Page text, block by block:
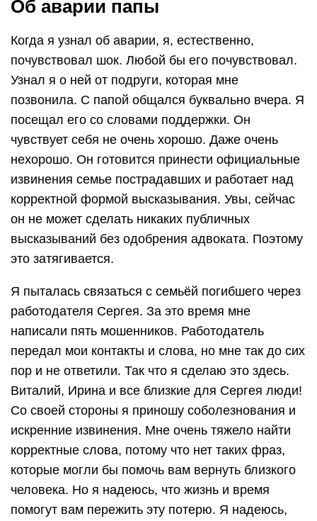
Об аварии папы
Когда я узнал об аварии, я, естественно,
почувствовал шок. Любой бы его почувствовал.
Узнал я о ней от подруги, которая мне
позвонила. С папой общался буквально вчера. Я
посещал его со словами поддержки. Он
чувствует себя не очень хорошо. Даже очень
нехорошо. Он готовится принести официальные
извинения семье пострадавших и работает над
корректной формой высказывания. Увы, сейчас
он не может сделать никаких публичных
высказываний без одобрения адвоката. Поэтому
это затягивается.
Я пыталась связаться с семьёй погибшего через
работодателя Сергея. За это время мне
написали пять мошенников. Работодатель
передал мои контакты и слова, но мне так до сих
пор и не ответили. Так что я сделаю это здесь.
Виталий, Ирина и все близкие для Сергея люди!
Со своей стороны я приношу соболезнования и
искренние извинения. Мне очень тяжело найти
корректные слова, потому что нет таких фраз,
которые могли бы помочь вам вернуть близкого
человека. Но я надеюсь, что жизнь и время
помогут вам пережить эту потерю. Я надеюсь,